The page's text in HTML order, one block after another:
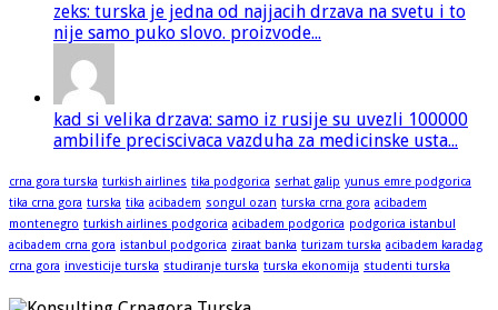
zeks: turska je jedna od najjacih drzava na svetu i to
nije samo puko slovo. proizvode...
kad si velika drzava: samo iz rusije su uvezli 100000
ambilife preciscivaca vazduha za medicinske usta...
crna gora turska turkish airlines tika podgorica serhat galip yunus emre podgorica
tika crna gora turska tika acibadem songul ozan turska crna gora acibadem
montenegro turkish airlines podgorica acibadem podgorica podgorica istanbul
acibadem crna gora istanbul podgorica ziraat banka turizam turska acibadem karadag
crna gora investicije turska studiranje turska turska ekonomija studenti turska